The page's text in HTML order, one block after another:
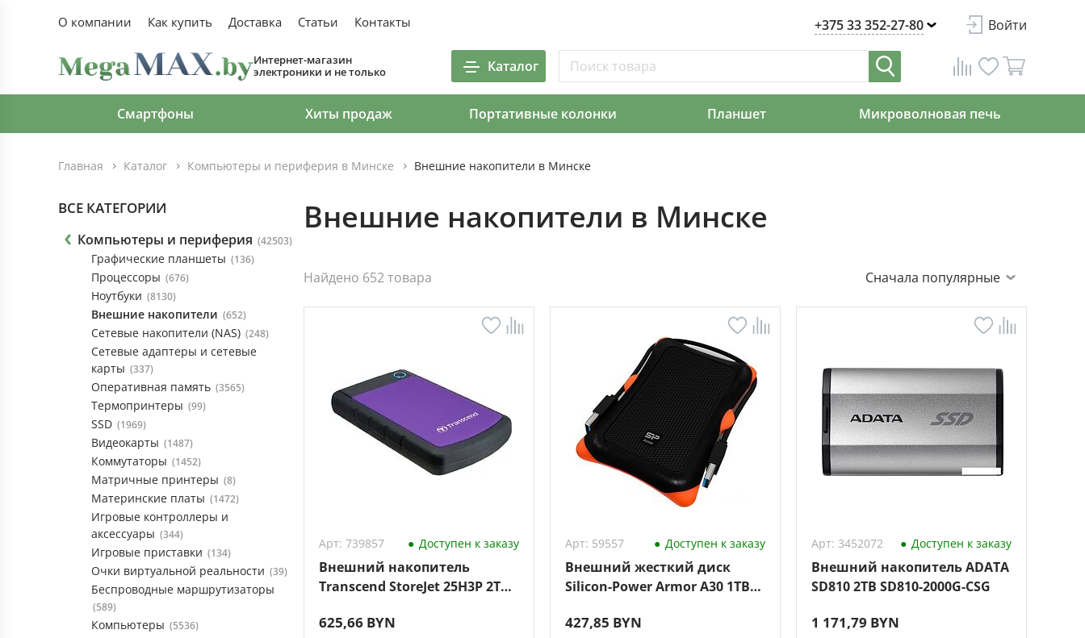
О компании Как купить Доставка Статьи Контакты +375 33 352-27-80 Войти
Интернет-магазин
электроники и не только
Каталог
Смартфоны Хиты продаж Портативные колонки Планшет Микроволновая печь
Главная Каталог Компьютеры и периферия в Минске Внешние накопители в Минске
ВСЕ КАТЕГОРИИ
Компьютеры и периферия (42503)
Графические планшеты (136)
Процессоры (676)
Ноутбуки (8130)
Внешние накопители (652)
Сетевые накопители (NAS) (248)
Сетевые адаптеры и сетевые
карты (337)
Оперативная память (3565)
Термопринтеры (99)
SSD (1969)
Видеокарты (1487)
Коммутаторы (1452)
Матричные принтеры (8)
Материнские платы (1472)
Игровые контроллеры и
аксессуары (344)
Игровые приставки (134)
Очки виртуальной реальности (39)
Беспроводные маршрутизаторы
(589)
Компьютеры (5536)
Внешние накопители в Минске
Найдено 652 товара Сначала популярные
Арт: 739857 Доступен к заказу
Внешний накопитель
Transcend StoreJet 25H3P 2TB
625,66 BYN
Арт: 59557 Доступен к заказу
Внешний жесткий диск
Silicon-Power Armor A30 1TB
427,85 BYN
Арт: 3452072 Доступен к заказу
Внешний накопитель ADATA
SD810 2TB SD810-2000G-CSG
1 171,79 BYN